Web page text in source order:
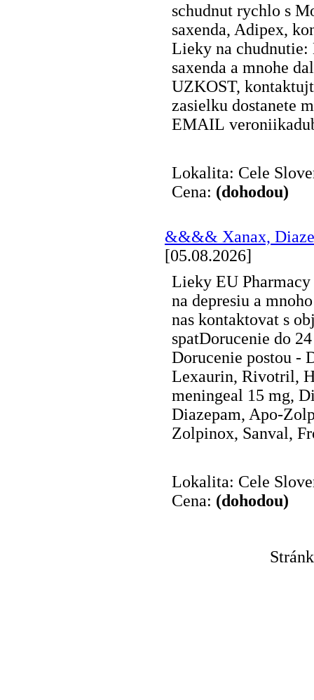
schudnut rychlo s
saxenda, Adipex,
Lieky na chudnutie:
saxenda a mnohe
UZKOST,
zasielku dostanete
EMAIL
Lokalita: Cele
Cena: (dohodou)
&&&& Xanax,
[05.08.2026]
Lieky EU
na depresiu a
nas kontaktovat s
spatDorucenie do
Dorucenie postou -
Lexaurin, Rivotril,
meningeal 15 mg,
Diazepam, Apo-
Zolpinox, Sanval,
Lokalita: Cele
Cena: (dohodou)